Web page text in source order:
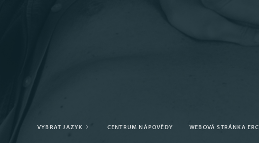
VYBRAT JAZYK CENTRUM NÁPOVĚDY WEBOVÁ STRÁNKA ERC